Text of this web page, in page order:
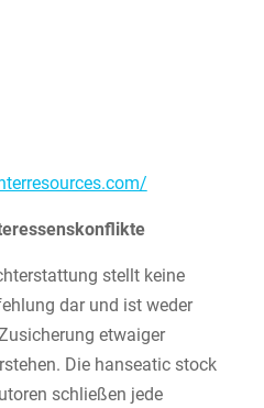
stellt keine
dar und ist weder
etwaiger
Die hanseatic stock
schließen jede